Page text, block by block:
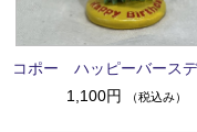
コポー ハッピーバース
1,100円
（税込み）